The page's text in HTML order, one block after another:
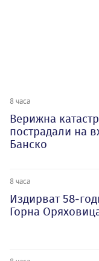
8 часа
Верижна
пострадали на
Банско
8 часа
Издирват 58-
Горна